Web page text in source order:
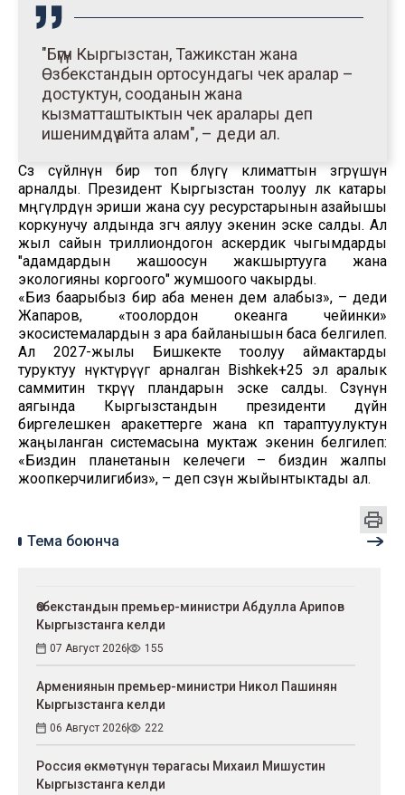
"Бүгүн Кыргызстан, Тажикстан жана
Өзбекстандын ортосундагы чек аралар –
достуктун, сооданын жана
кызматташтыктын чек аралары деп
ишенимдүү айта алам", – деди ал.
Сөз сүйлөөнүн бир топ бөлүгү климаттын өзгөрүшүнө
арналды. Президент Кыргызстан тоолуу өлкө катары
мөңгүлөрдүн эриши жана суу ресурстарынын азайышы
коркунучу алдында өзгөчө аялуу экенин эске салды. Ал
жыл сайын триллиондогон аскердик чыгымдарды
"адамдардын жашоосун жакшыртууга жана
экологияны коргоого" жумшоого чакырды.
«Биз баарыбыз бир аба менен дем алабыз», – деди
Жапаров, «тоолордон океанга чейинки»
экосистемалардын өз ара байланышын баса белгилеп.
Ал 2027-жылы Бишкекте тоолуу аймактарды
туруктуу өнүктүрүүгө арналган Bishkek+25 эл аралык
саммитин өткөрүү пландарын эске салды. Сөзүнүн
аягында Кыргызстандын президенти дүйнө
биргелешкен аракеттерге жана көп тараптуулуктун
жаңыланган системасына муктаж экенин белгилеп:
«Биздин планетанын келечеги – биздин жалпы
жоопкерчилигибиз», – деп сөзүн жыйынтыктады ал.
Тема боюнча
Өзбекстандын премьер-министри Абдулла Арипов
Кыргызстанга келди
07 Август 2026 155
Армениянын премьер-министри Никол Пашинян
Кыргызстанга келди
06 Август 2026 222
Россия өкмөтүнүн төрагасы Михаил Мишустин
Кыргызстанга келди